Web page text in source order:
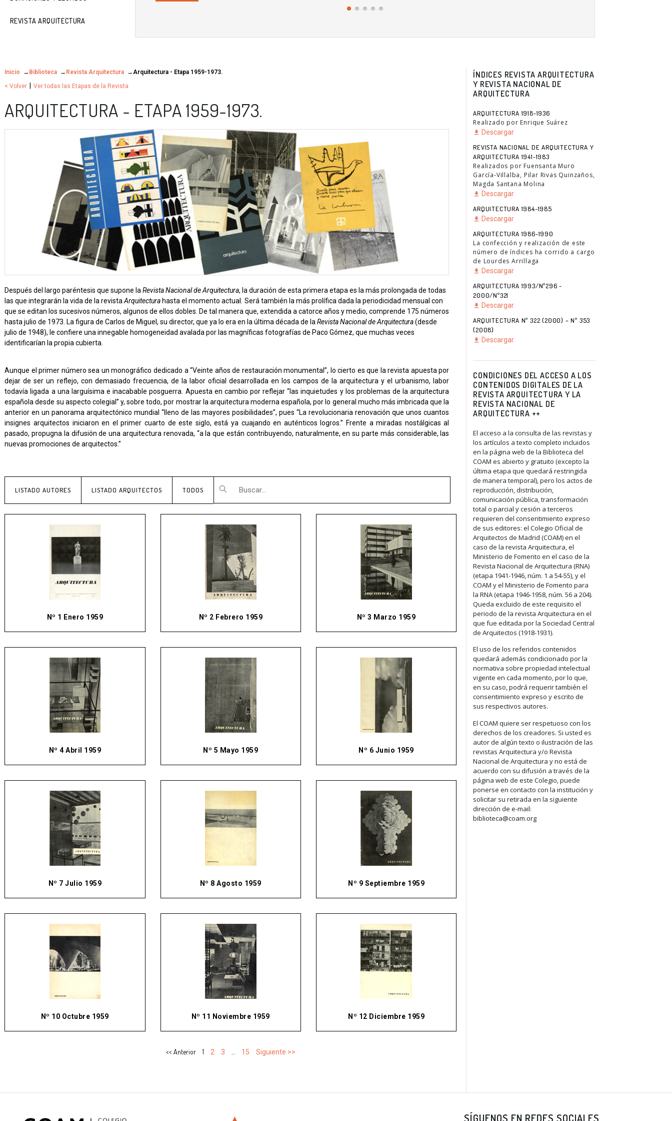
REVISTA ARQUITECTURA
Inicio Biblioteca Revista Arquitectura
Arquitectura - Etapa 1959-1973.
< Volver
Ver todas las Etapas de la Revista
ARQUITECTURA - ETAPA 1959-1973.
Después del largo paréntesis que supone laRevista Nacional de Arquitectura, la duración de esta primera etapa es la más prolongada de todas
las que integrarán la vida de la revistaArquitectura hasta el momento actual .Será también la más prolífica dada la periodicidad mensual con
que se editan los sucesivos números, algunos de ellos dobles. De tal manera que, extendida a catorce años y medio, comprende 175 números
hasta julio de 1973. La figura de Carlos de Miguel, su director, que ya lo era en la última década de laRevista Nacional de Arquitectura(desde
julio de 1948), le confiere una innegable homogeneidad avalada por las magníficas fotografías de Paco Gómez, que muchas veces
identificarían la propia cubierta.
Aunque el primer número sea un monográfico dedicado a “Veinte años de restauración monumental”, lo cierto es que la revista apuesta por
dejar de ser un reflejo, con demasiado frecuencia, de la labor oficial desarrollada en los campos de la arquitectura y el urbanismo, labor
todavía ligada a una larguísima e inacabable posguerra. Apuesta en cambio por reflejar “las inquietudes y los problemas de la arquitectura
española desde su aspecto colegial” y, sobre todo, por mostrar la arquitectura moderna española, por lo general mucho más imbricada que la
anterior en un panorama arquitectónico mundial “lleno de las mayores posibilidades”, pues “La revolucionaria renovación que unos cuantos
insignes arquitectos iniciaron en el primer cuarto de este siglo, está ya cuajando en auténticos logros.” Frente a miradas nostálgicas al
pasado, propugna la difusión de una arquitectura renovada, “a la que están contribuyendo, naturalmente, en su parte más considerable, las
nuevas promociones de arquitectos.”
LISTADO AUTORES LISTADO ARQUITECTOS TODOS
Nº 1 Enero 1959 Nº 2 Febrero 1959 Nº 3 Marzo 1959
Nº 4 Abril 1959 Nº 5 Mayo 1959 Nº 6 Junio 1959
Nº 7 Julio 1959 Nº 8 Agosto 1959 Nº 9 Septiembre 1959
Nº 10 Octubre 1959 Nº 11 Noviembre 1959 Nº 12 Diciembre 1959
<< Anterior 1 2 3 15 Siguiente >>
ÍNDICES REVISTA ARQUITECTURA
Y REVISTA NACIONAL DE
ARQUITECTURA
ARQUITECTURA 1918-1936
Realizado por Enrique Suárez
Descargar
REVISTA NACIONAL DE ARQUITECTURA Y
ARQUITECTURA 1941-1983
Realizados por Fuensanta Muro
García-Villalba, Pilar Rivas Quinzaños,
Magda Santana Molina
Descargar
ARQUITECTURA 1984-1985
Descargar
ARQUITECTURA 1986-1990
La confección y realización de este
número de índices ha corrido a cargo
de Lourdes Arrillaga
Descargar
ARQUITECTURA 1993/Nº296 -
2000/Nº321
Descargar
ARQUITECTURA Nº 322 (2000) – Nº 353
(2008)
Descargar
CONDICIONES DEL ACCESO A LOS
CONTENIDOS DIGITALES DE LA
REVISTA ARQUITECTURA Y LA
REVISTA NACIONAL DE
ARQUITECTURA ++
El acceso a la consulta de las revistas y
los artículos a texto completo incluidos
en la página web de la Biblioteca del
COAM es abierto y gratuito (excepto la
última etapa que quedará restringida
de manera temporal), pero los actos de
reproducción, distribución,
comunicación pública, transformación
total o parcial y cesión a terceros
requieren del consentimiento expreso
de sus editores: el Colegio Oficial de
Arquitectos de Madrid (COAM) en el
caso de la revista Arquitectura, el
Ministerio de Fomento en el caso de la
Revista Nacional de Arquitectura (RNA)
(etapa 1941-1946, núm. 1 a 54-55), y el
COAM y el Ministerio de Fomento para
la RNA (etapa 1946-1958, núm. 56 a 204).
Queda excluido de este requisito el
periodo de la revista Arquitectura en el
que fue editada por la Sociedad Central
de Arquitectos (1918-1931).
El uso de los referidos contenidos
quedará además condicionado por la
normativa sobre propiedad intelectual
vigente en cada momento, por lo que,
en su caso, podrá requerir también el
consentimiento expreso y escrito de
sus respectivos autores.
El COAM quiere ser respetuoso con los
derechos de los creadores. Si usted es
autor de algún texto o ilustración de las
revistas Arquitectura y/o Revista
Nacional de Arquitectura y no está de
acuerdo con su difusión a través de la
página web de este Colegio, puede
ponerse en contacto con la institución y
solicitar su retirada en la siguiente
dirección de e-mail:
biblioteca@coam.org
SÍGUENOS EN REDES SOCIALES